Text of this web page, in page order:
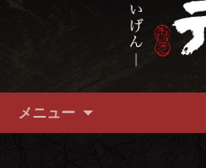
メニュー